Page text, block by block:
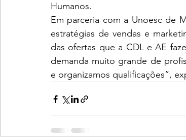
Humanos.
Em parceria com a Unoesc de
estratégias de vendas e
das ofertas que a CDL e AE
demanda muito grande de
e organizamos qualificações”,